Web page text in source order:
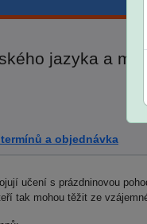
jazyka a
a objednávka
učení s prázdninovou
tak mohou těžit ze